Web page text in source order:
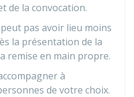
de la convocation.
pas avoir lieu moins
la présentation de la
remise en main propre.
à
de votre choix.